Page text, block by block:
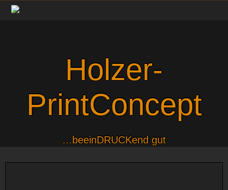
Skip
Holzer-
PrintConcept
…beeinDRUCKend gut